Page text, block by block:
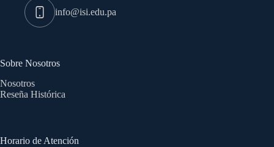
info@isi.edu.pa
Sobre Nosotros
Nosotros
Reseña Histórica
Horario de Atención